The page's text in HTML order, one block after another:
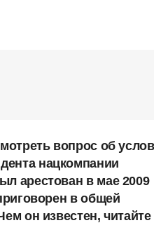
вопрос об
нацкомпании
арестован в мае 2009
в общей
он известен, читайте